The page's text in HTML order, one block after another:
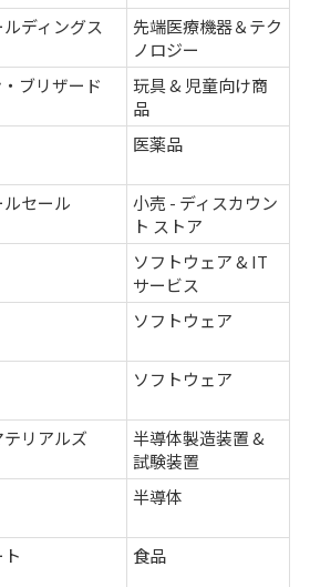
ディングス
先端医療機器＆テク
ノロジー
ブリザード
玩具 & 児童向け商
品
医薬品
セール
小売 - ディスカウン
ト ストア
ソフトウェア & IT
サービス
ソフトウェア
ソフトウェア
リアルズ
半導体製造装置 &
試験装置
半導体
食品